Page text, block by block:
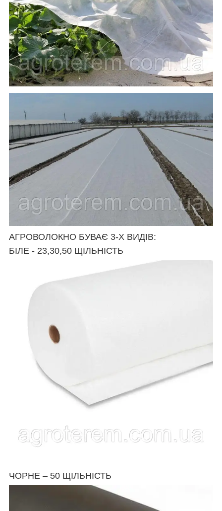
АГРОВОЛОКНО БУВАЄ 3-Х ВИДІВ:
БІЛЕ - 23,30,50 ЩІЛЬНІСТЬ
ЧОРНЕ – 50 ЩІЛЬНІСТЬ